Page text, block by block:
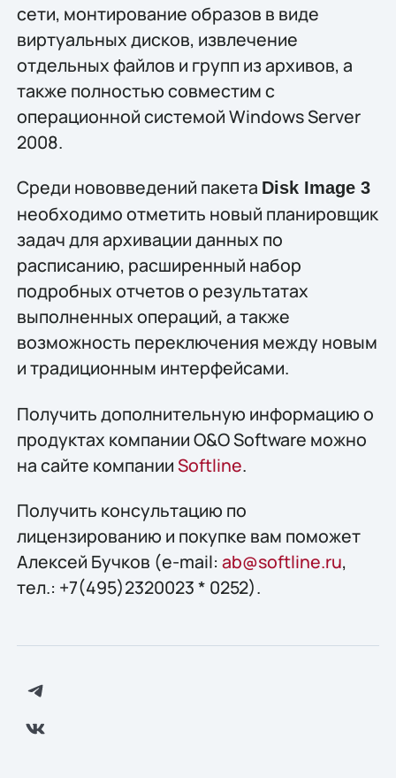
сети, монтирование образов в виде
виртуальных дисков, извлечение
отдельных файлов и групп из архивов, а
также полностью совместим с
операционной системой Windows Server
2008.
Среди нововведений пакета Disk Image 3
необходимо отметить новый планировщик
задач для архивации данных по
расписанию, расширенный набор
подробных отчетов о результатах
выполненных операций, а также
возможность переключения между новым
и традиционным интерфейсами.
Получить дополнительную информацию о
продуктах компании O&O Software можно
на сайте компанииSoftline.
Получить конcультацию по
лицензированию и покупке вам поможет
Алексей Бучков (e-mail: ab@softline.ru,
тел.: +7(495)2320023 * 0252).